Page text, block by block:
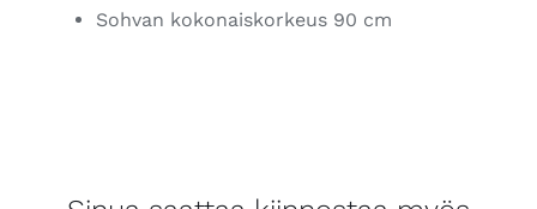
Sohvan kokonaiskorkeus 90 cm